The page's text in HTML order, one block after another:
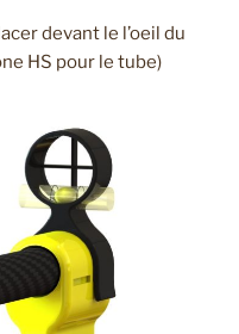
devant le l’oeil du
HS pour le tube)